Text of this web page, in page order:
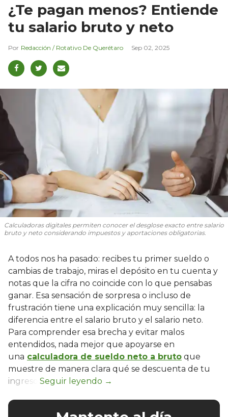
¿Te pagan menos? Entiende
tu salario bruto y neto
Redacción / Rotativo De Querétaro Sep 02, 2025
Calculadoras digitales permiten conocer el desglose exacto entre salario
bruto y neto considerando impuestos y aportaciones obligatorias.
A todos nos ha pasado: recibes tu primer sueldo o
cambias de trabajo, miras el depósito en tu cuenta y
notas que la cifra no coincide con lo que pensabas
ganar. Esa sensación de sorpresa o incluso de
frustración tiene una explicación muy sencilla: la
diferencia entre el salario bruto y el salario neto.
Para comprender esa brecha y evitar malos
entendidos, nada mejor que apoyarse en
una calculadora de sueldo neto a bruto que
muestre de manera clara qué se descuenta de tu
ingreso.